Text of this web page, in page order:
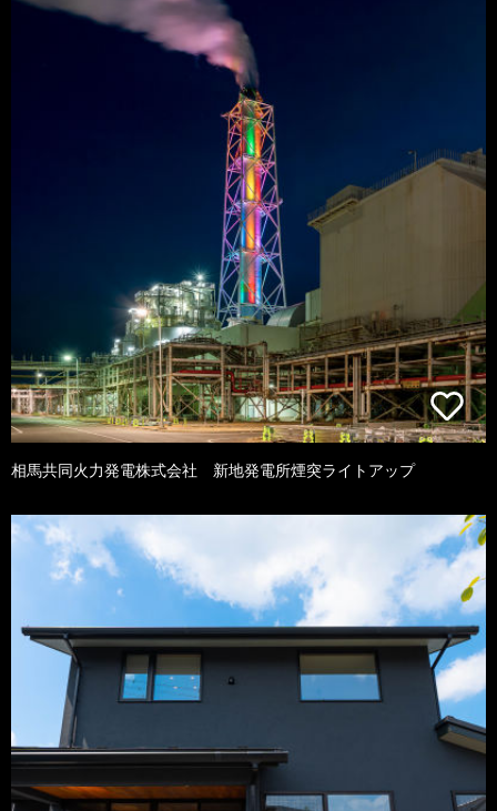
相馬共同火力発電株式会社 新地発電所煙突ライトアップ